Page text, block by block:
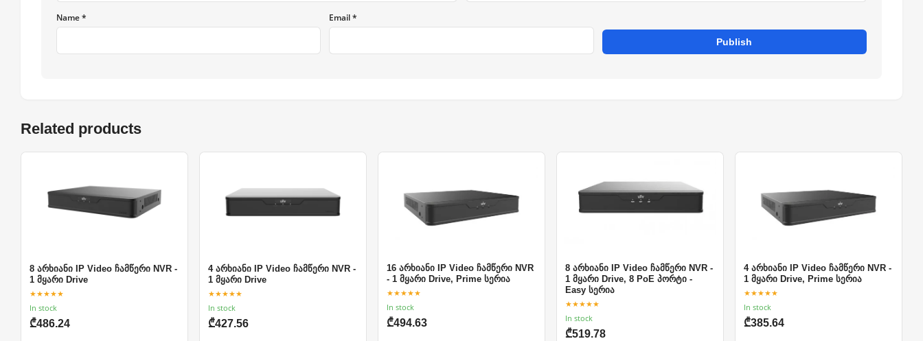
Name * Email *
Publish
Related products
8 არხიანი IP Video ჩამწერი NVR -
1 მყარი Drive
★★★★★
In stock
₾486.24
4 არხიანი IP Video ჩამწერი NVR -
1 მყარი Drive
★★★★★
In stock
₾427.56
16 არხიანი IP Video ჩამწერი NVR
- 1 მყარი Drive, Prime სერია
★★★★★
In stock
₾494.63
8 არხიანი IP Video ჩამწერი NVR -
1 მყარი Drive, 8 PoE პორტი -
Easy სერია
★★★★★
In stock
₾519.78
4 არხიანი IP Video ჩამწერი NVR -
1 მყარი Drive, Prime სერია
★★★★★
In stock
₾385.64